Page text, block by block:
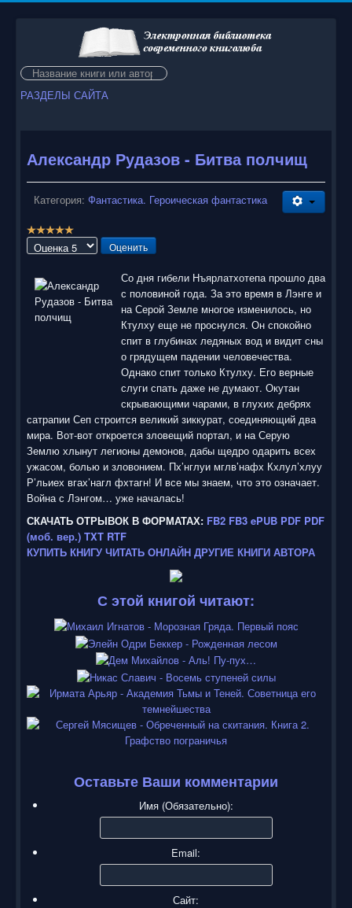
Искать...
РАЗДЕЛЫ САЙТА
Александр Рудазов - Битва полчищ
Категория: Фантастика. Героическая фантастика
Р
е
5
Пожалуйста,
Со дня гибели Нъярлатхотепа прошло два
с половиной года. За это время в Лэнге и
на Серой Земле многое изменилось, но
Ктулху еще не проснулся. Он спокойно
спит в глубинах ледяных вод и видит сны
о грядущем падении человечества.
Однако спит только Ктулху. Его верные
слуги спать даже не думают. Окутан
скрывающими чарами, в глухих дебрях
сатрапии Сеп строится великий зиккурат, соединяющий два
мира. Вот-вот откроется зловещий портал, и на Серую
Землю хлынут легионы демонов, дабы щедро одарить всех
ужасом, болью и зловонием. Пх’нглуи мглв’нафх Кхлул’хлуу
Р’льиех вгах’нагл фхтагн! И все мы знаем, что это означает.
Война с Лэнгом… уже началась!
СКАЧАТЬ ОТРЫВОК В ФОРМАТАХ: FB2 FB3 ePUB PDF PDF
(моб. вер.) TXT RTF
КУПИТЬ КНИГУ ЧИТАТЬ ОНЛАЙН ДРУГИЕ КНИГИ АВТОРА
С этой книгой читают:
Оставьте Ваши комментарии
Имя (Обязательно):
Email:
Сайт: